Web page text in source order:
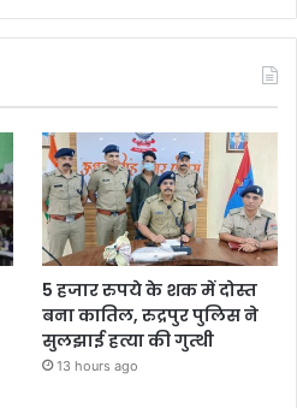
5 हजार रुपये के शक में दोस्त
बना कातिल, रुद्रपुर पुलिस ने
सुलझाई हत्या की गुत्थी
13 hours ago